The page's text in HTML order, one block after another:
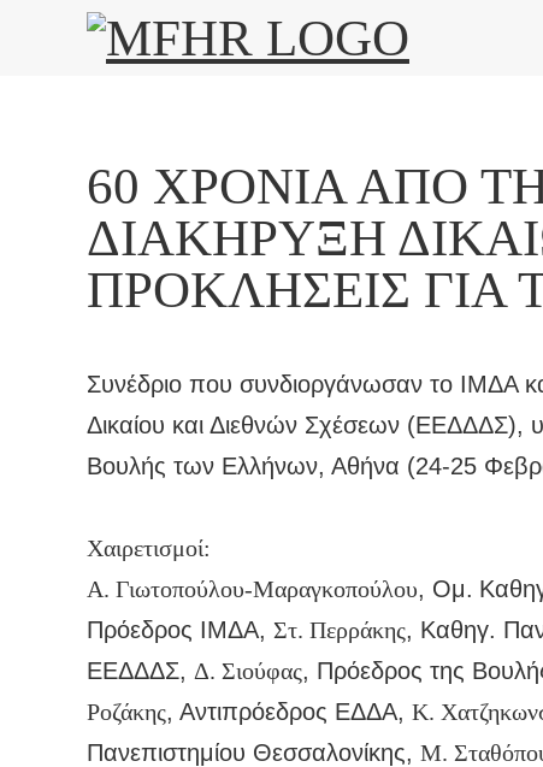
60 ΧΡΌΝΙΑ ΑΠΌ
ΔΙΑΚΉΡΥΞΗ
ΠΡΟΚΛΉΣΕΙΣ
Συνέδριο που συνδιοργάνωσαν το ΙΜΔΑ
Δικαίου και Διεθνών Σχέσεων (ΕΕΔΔΔΣ),
Βουλής των Ελλήνων, Αθήνα (24-25
Χαιρετισμοί:
Α. Γιωτοπούλου-Μαραγκοπούλου, Ομ.
Πρόεδρος ΙΜΔΑ, Στ. Περράκης, Καθηγ.
ΕΕΔΔΔΣ, Δ. Σιούφας, Πρόεδρος της
Ροζάκης, Αντιπρόεδρος ΕΔΔΑ, Κ.
Πανεπιστημίου Θεσσαλονίκης, Μ.